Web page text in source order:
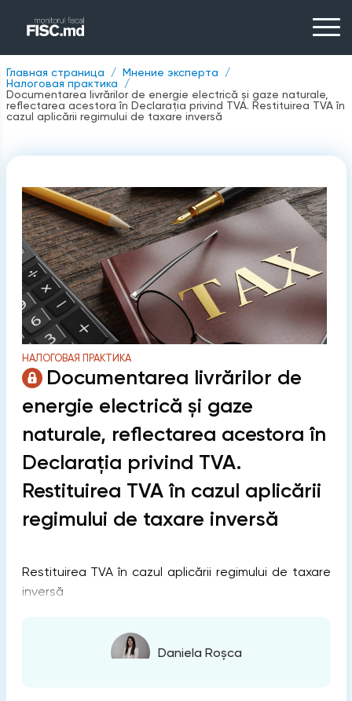
Главная страница
Мнение эксперта
Налоговая практика
Documentarea livrărilor de energie electrică și gaze naturale,
reflectarea acestora în Declarația privind TVA. Restituirea TVA în
cazul aplicării regimului de taxare inversă
НАЛОГОВАЯ ПРАКТИКА
Documentarea livrărilor de
energie electrică și gaze
naturale, reflectarea acestora în
Declarația privind TVA.
Restituirea TVA în cazul aplicării
regimului de taxare inversă
Restituirea TVA în cazul aplicării regimului de taxare
inversă
Daniela Roșca